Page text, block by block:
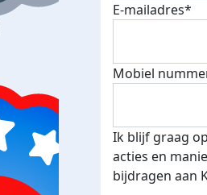
E-
Top
E-mailadres*
Mobiel
Ik blijf graag
acties en
bijdragen aan